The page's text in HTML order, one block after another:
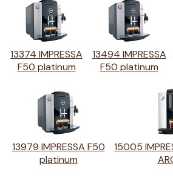
13374 IMPRESSA
F50 platinum
13494 IMPRESSA
F50 platinum
13979 IMPRESSA F50
platinum
15005